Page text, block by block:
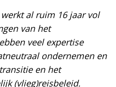
al ruim 16 jaar vol
van het
veel expertise
ondernemen en
en het
(vlieg)reisbeleid.